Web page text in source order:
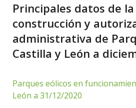
Principales datos de
construcción y
administrativa de
Castilla y León a
Parques eólicos en
León a 31/12/2020